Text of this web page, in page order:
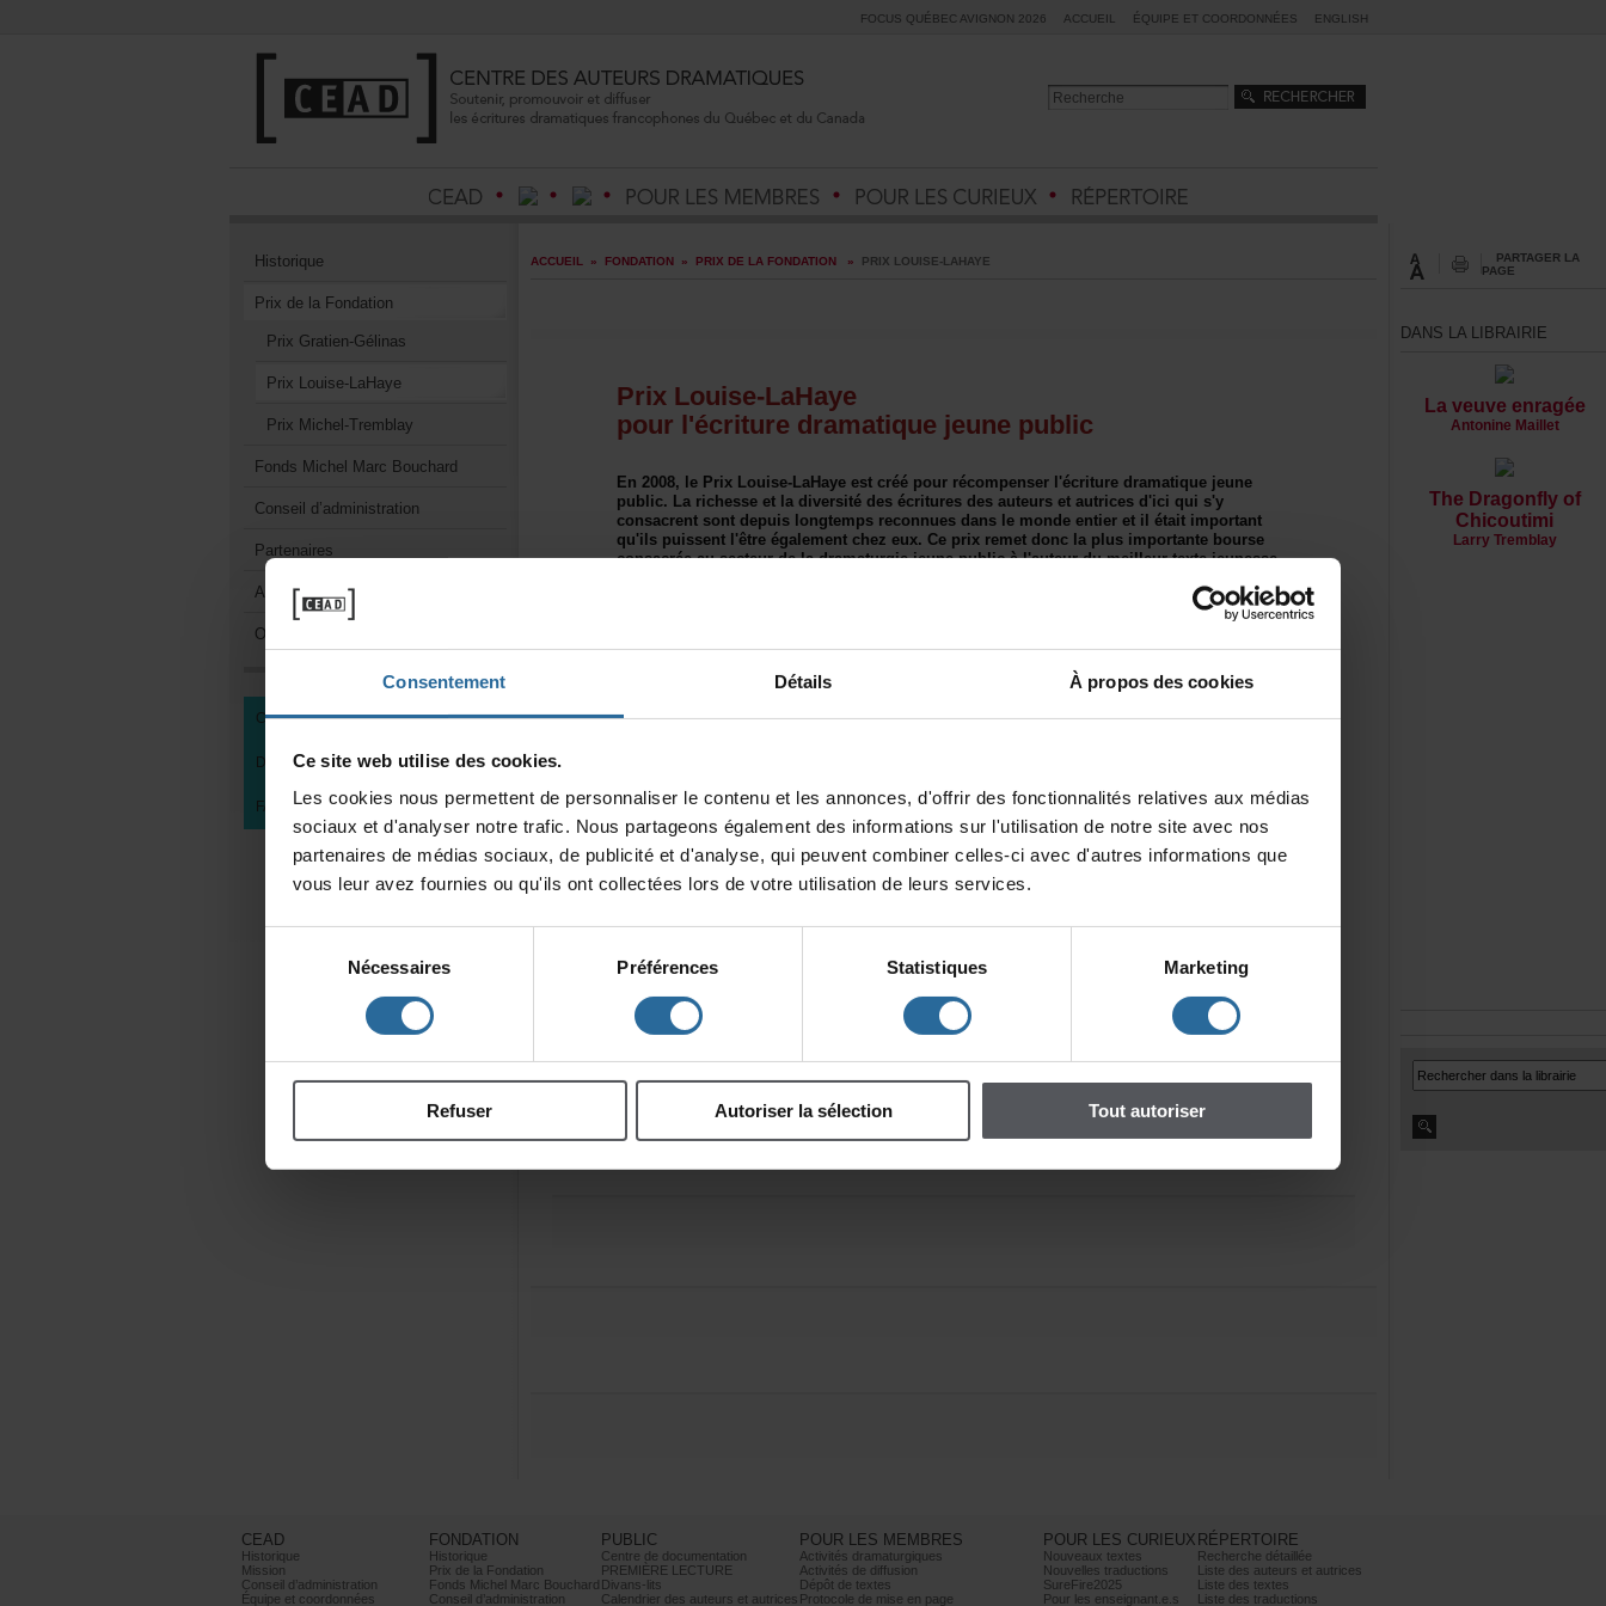
Consentement Détails Àproposdescookies
Cesitewebutilisedescookies.
Lescookiesnouspermettentdepersonnaliserlecontenuetlesannonces,d'offrirdesfonctionnalitésrelativesauxmédias
sociauxetd'analysernotretrafic.Nouspartageonségalementdesinformationssurl'utilisationdenotresiteavecnos
partenairesdemédiassociaux,depublicitéetd'analyse,quipeuventcombinercelles-ciavecd'autresinformationsque
vousleuravezfourniesouqu'ilsontcollectéeslorsdevotreutilisationdeleursservices.
consentement
Nécessaires Préférences Statistiques Marketing
Refuser Autoriserlasélection Toutautoriser
FOCUSQUÉBECAVIGNON2026 ACCUEIL ÉQUIPEETCOORDONNÉES ENGLISH
Historique
PrixdelaFondation
PrixGratien-Gélinas
PrixLouise-LaHaye
PrixMichel-Tremblay
FondsMichelMarcBouchard
Conseild’administration
Partenaires
AppuyezlaFondation
Objetspromotionnels
CENTREDEDOCUMENTATION
DEVENIRMEMBREDUCEAD
FAIREUNDON
ACCUEIL » FONDATION» PRIXDELAFONDATION » PRIXLOUISE-LAHAYE
PrixLouise-LaHaye
pourl'écrituredramatiquejeunepublic
En2008,lePrixLouise-LaHayeestcréépourrécompenserl'écrituredramatiquejeune
public.Larichesseetladiversitédesécrituresdesauteursetautricesd'iciquis'y
consacrentsontdepuislongtempsreconnuesdanslemondeentieretilétaitimportant
qu'ilspuissentl'êtreégalementchezeux.Ceprixremetdonclaplusimportantebourse
consacréeausecteurdeladramaturgiejeunepublicàl'auteurdumeilleurtextejeunesse
portelenomd'unmembreimportantdelacommunautéthéâtrale
1976,unecarrièred'autriceprincipalementverslejeunepublic.Toutaulongdesacarrière,elle
collaboraavecplusieurscompagniespionnièresdugenre.Battante,ellefutimpliquéesur
plusieursfrontsafindestimulerlacréationjeunespublics,notammentauprèsdel'Association
québécoisedujeunethéâtre(AQJT)etduFestivalquébécoisdethéâtrepourenfants.Louise
VoirlesannoncesrécentesassociéesauprixLouise-LaHaye
PARTENAIRES:
PARTAGERLA
PAGE
DANSLALIBRAIRIE
Laveuveenragée
AntonineMaillet
TheDragonflyof
Chicoutimi
LarryTremblay
CEAD
Historique
Mission
Conseild’administration
Équipeetcoordonnées
FONDATION
Historique
PrixdelaFondation
FondsMichelMarcBouchard
Conseild’administration
PUBLIC
Centrededocumentation
PREMIÈRELECTURE
Divans-lits
Calendrierdesauteursetautrices
POURLESMEMBRES
Activitésdramaturgiques
Activitésdediffusion
Dépôtdetextes
Protocoledemiseenpage
POURLESCURIEUX
Nouveauxtextes
Nouvellestraductions
SureFire2025
Pourlesenseignant.e.s
RÉPERTOIRE
Recherchedétaillée
Listedesauteursetautrices
Listedestextes
Listedestraductions